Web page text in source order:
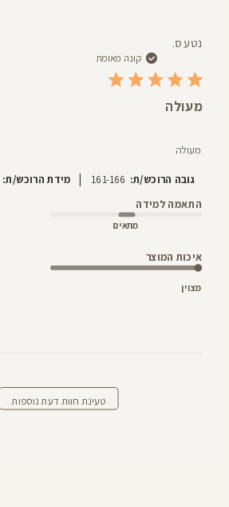
נטע ס.
קונה מאומת
מעולה
מעולה
גובה הרוכש/ת: 161-166
| מידת הרוכש/ת:
התאמה למידה
מתאים
איכות המוצר
מצוין
טעינת חוות דעת נוספות